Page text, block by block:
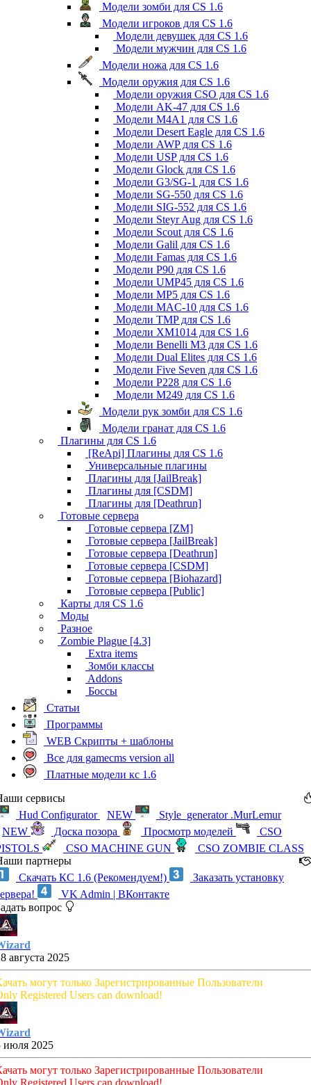
Модели зомби для CS 1.6
Модели игроков для CS 1.6
Модели девушек для CS 1.6
Модели мужчин для CS 1.6
Модели ножа для CS 1.6
Модели оружия для CS 1.6
Модели оружия CSO для CS 1.6
Модели AK-47 для CS 1.6
Модели M4A1 для CS 1.6
Модели Desert Eagle для CS 1.6
Модели AWP для CS 1.6
Модели USP для CS 1.6
Модели Glock для CS 1.6
Модели G3/SG-1 для CS 1.6
Модели SG-550 для CS 1.6
Модели SIG-552 для CS 1.6
Модели Steyr Aug для CS 1.6
Модели Scout для CS 1.6
Модели Galil для CS 1.6
Модели Famas для CS 1.6
Модели P90 для CS 1.6
Модели UMP45 для CS 1.6
Модели MP5 для CS 1.6
Модели MAC-10 для CS 1.6
Модели TMP для CS 1.6
Модели XM1014 для CS 1.6
Модели Benelli M3 для CS 1.6
Модели Dual Elites для CS 1.6
Модели Five Seven для CS 1.6
Модели P228 для CS 1.6
Модели M249 для CS 1.6
Модели рук зомби для CS 1.6
Модели гранат для CS 1.6
Плагины для CS 1.6
[ReApi] Плагины для CS 1.6
Универсальные плагины
Плагины для [JailBreak]
Плагины для [CSDM]
Плагины для [Deathrun]
Готовые сервера
Готовые сервера [ZM]
Готовые сервера [JailBreak]
Готовые сервера [Deathrun]
Готовые сервера [CSDM]
Готовые сервера [Biohazard]
Готовые сервера [Public]
Карты для CS 1.6
Моды
Разное
Zombie Plague [4.3]
Extra items
Зомби классы
Addons
Боссы
Статьи
Программы
WEB Скрипты + шаблоны
Все для gamecms version all
Платные модели кс 1.6
сервисы
Hud Configurator
NEW
Style_generator .MurLemur
NEW
Доска позора Просмотр моделей
CSO
CSO MACHINE GUN
CSO ZOMBIE CLASS
партнеры
Скачать КС 1.6 (Рекомендуем!)
Заказать установку
VK Admin | ВКонтакте
вопрос
августа 2025
могут только Зарегистрированные Пользователи
Registered Users can download!
июля 2025
могут только Зарегистрированные Пользователи